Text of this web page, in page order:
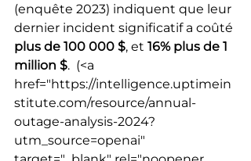
(enquête 2023) indiquent que leur
dernier incident significatif a coûté
plus de 100 000 $, et 16% plus de 1
million $. (<a
href="https://intelligence.uptimein
stitute.com/resource/annual-
outage-analysis-2024?
utm_source=openai"